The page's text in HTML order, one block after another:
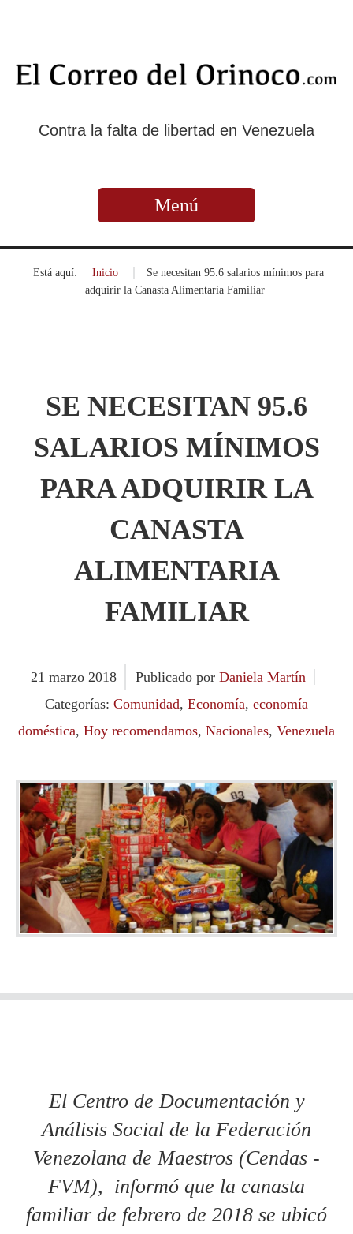
Contra la falta de libertad en Venezuela
Menú
Está aquí: Inicio
Se necesitan 95.6 salarios mínimos para
adquirir la Canasta Alimentaria Familiar
SE NECESITAN 95.6
SALARIOS MÍNIMOS
PARA ADQUIRIR LA
CANASTA
ALIMENTARIA
FAMILIAR
21 marzo 2018 Publicado por Daniela Martín
Categorías: Comunidad, Economía, economía
doméstica, Hoy recomendamos, Nacionales, Venezuela
El Centro de Documentación y
Análisis Social de la Federación
Venezolana de Maestros (Cendas -
FVM), informó que la canasta
familiar de febrero de 2018 se ubicó